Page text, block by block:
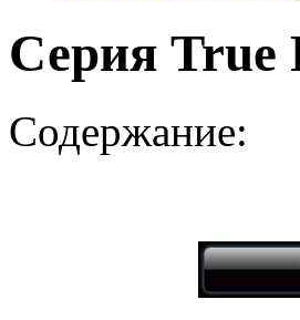
Серия True
Содержание: